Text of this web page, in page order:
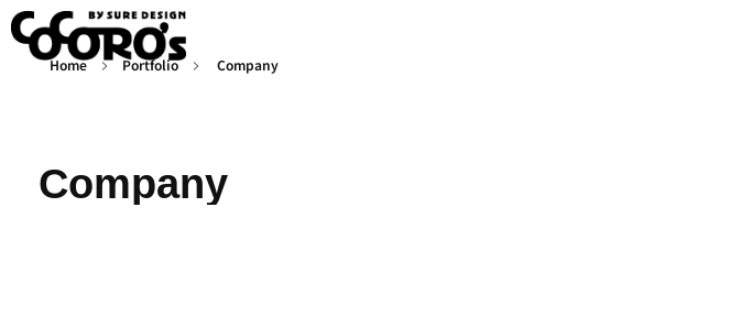
TEAM COCORO’S by SURE DESIGN - ”心”で”作”空間づくり 誇れる技術を集めた職人チームHome Portfolio Company
Company